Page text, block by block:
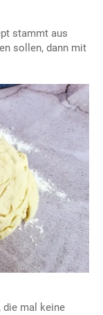
stammt aus
sollen, dann mit
die mal keine